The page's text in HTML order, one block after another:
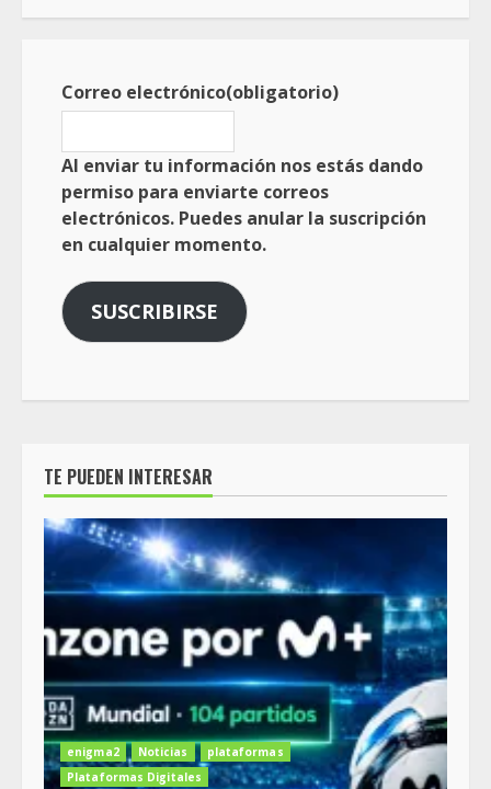
Correo electrónico(obligatorio)
Al enviar tu información nos estás dando
permiso para enviarte correos
electrónicos. Puedes anular la suscripción
en cualquier momento.
SUSCRIBIRSE
TE PUEDEN INTERESAR
enigma2 Noticias
plataformas
Plataformas Digitales